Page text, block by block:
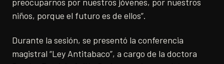
niños, porque el futuro es de ellos”.
Durante la sesión, se presentó la conferencia
magistral “Ley Antitabaco”, a cargo de la doctora